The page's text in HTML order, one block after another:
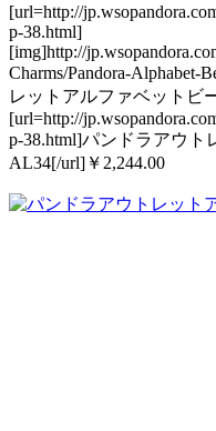
[url=http://
p-38.html]
[img]http://
Charms/Pandora-Alphabet-
レットアルファベットビ
[url=http://
p-38.html]パンドラアウ
AL34[/url]￥2,244.00